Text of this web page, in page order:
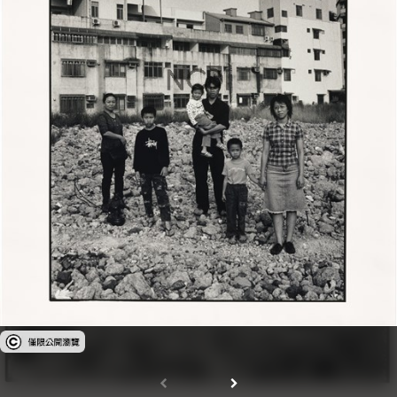
受著作權法保護-僅限於本平台有限度公開瀏覽